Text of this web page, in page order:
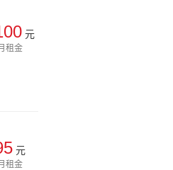
元
租金
元
租金